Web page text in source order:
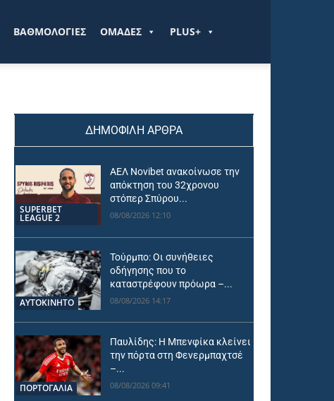
ΒΑΘΜΟΛΟΓΙΕΣ ΟΜΑΔΕΣ PLUS+
ΔΗΜΟΦΙΛΗ ΑΡΘΡΑ
SUPERBET
LEAGUE 2
ΑΕΛ Novibet ανακοίνωσε την
απόκτηση του 32χρονου
στόπερ Σπύρου...
08/08/2026 12:10
ΑΥΤΟΚΙΝΗΤΟ
Τούρμπο: Οι συνήθειες
οδήγησης που το
καταστρέφουν πρόωρα –...
08/08/2026 14:17
ΠΟΡΤΟΓΑΛΙΑ
Παυλίδης: Η Μπενφίκα κλείνει
την πόρτα στη Φενερμπαχτσέ
–...
08/08/2026 09:41